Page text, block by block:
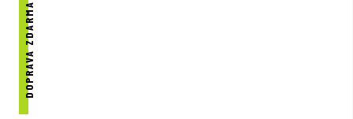
DOPRAVA ZDARMA